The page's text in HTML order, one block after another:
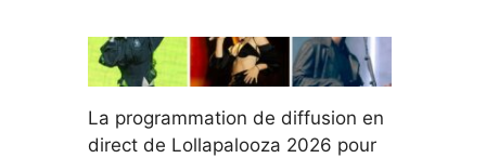
La programmation de diffusion en
direct de Lollapalooza 2026 pour